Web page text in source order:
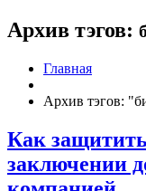
Архив тэгов:
Главная
Архив тэгов:
Как
заключении